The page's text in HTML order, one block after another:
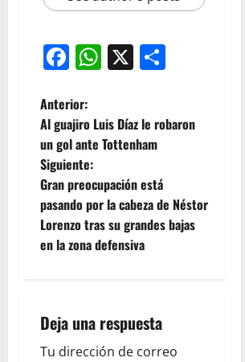
Facebook
WhatsApp
X
Anterior:
Al guajiro Luis Díaz le robaron
un gol ante Tottenham
Siguiente:
Gran preocupación está
pasando por la cabeza de Néstor
Lorenzo tras su grandes bajas
en la zona defensiva
Deja una respuesta
Tu dirección de correo